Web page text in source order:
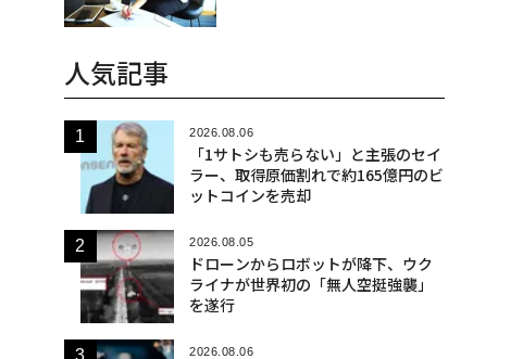
人気記事
2026.08.06
「1サトシも売らない」と主張のセイ
ラー、取得原価割れで約165億円のビ
ットコインを売却
2026.08.05
ドローンからロボットが降下、ウク
ライナが世界初の「無人空挺強襲」
を遂行
2026.08.06